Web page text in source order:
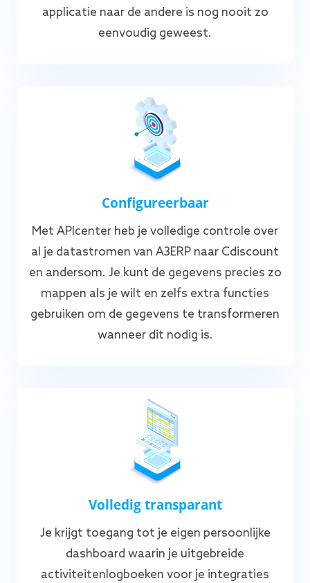
applicatie naar de andere is nog nooit zo
eenvoudig geweest.
Configureerbaar
Met APIcenter heb je volledige controle over
al je datastromen van A3ERP naar Cdiscount
en andersom. Je kunt de gegevens precies zo
mappen als je wilt en zelfs extra functies
gebruiken om de gegevens te transformeren
wanneer dit nodig is.
Volledig transparant
Je krijgt toegang tot je eigen persoonlijke
dashboard waarin je uitgebreide
activiteitenlogboeken voor je integraties